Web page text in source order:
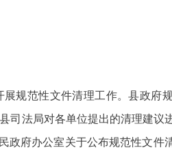
规范性文件清理工作。县政府
司法局对各单位提出的清理建议
府办公室关于公布规范性文件